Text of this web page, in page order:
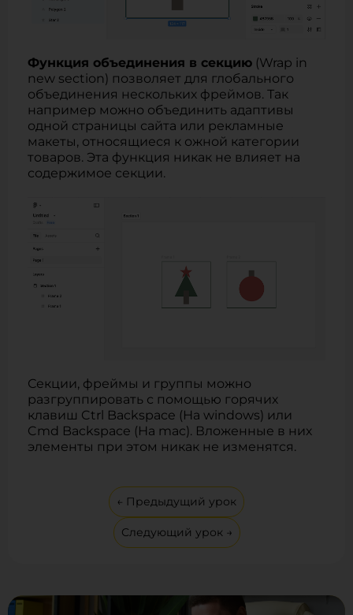
Функция объединения в секцию (Wrap in
new section) позволяет для глобального
объединения нескольких фреймов. Так
например можно объединить адаптивы
одной страницы сайта или рекламные
макеты, относящиеся к ожной категории
товаров. Эта функция никак не влияет на
содержимое секции.
Секции, фреймы и группы можно
разгруппировать с помощью горячих
клавиш Ctrl Backspace (На windows) или
Cmd Backspace (На mac). Вложенные в них
элементы при этом никак не изменятся.
← Предыдущий урок
Следующий урок →